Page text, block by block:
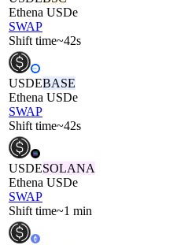
Ethena USDe
SWAP
Shift time~42s
USDEBASE
Ethena USDe
SWAP
Shift time~42s
USDESOLANA
Ethena USDe
SWAP
Shift time~1 min